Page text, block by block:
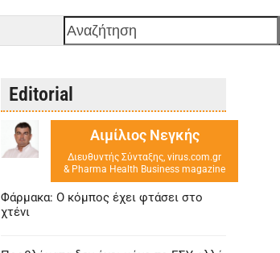
Αναζήτηση
Editorial
Αιμίλιος Νεγκής
Διευθυντής Σύνταξης, virus.com.gr
& Pharma Health Business magazine
Φάρμακα: Ο κόμπος έχει φτάσει στο
χτένι